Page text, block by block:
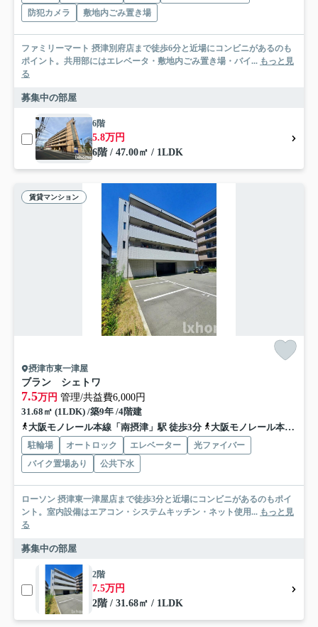
防犯カメラ
敷地内ごみ置き場
ファミリーマート 摂津別府店まで徒歩6分と近場にコンビニがあるのも
ポイント。共用部にはエレベータ・敷地内ごみ置き場・バイ... もっと見
る
募集中の部屋
6階
5.8万円
6階 / 47.00㎡ / 1LDK
賃貸マンション
摂津市東一津屋
ブラン シェトワ
7.5万円 管理/共益費6,000円
31.68㎡ (1LDK) /築9年 /4階建
大阪モノレール本線「南摂津」駅 徒歩3分
大阪モノレール本線「摂津」駅 徒歩23分
駐輪場 オートロック エレベーター
光ファイバー
バイク置場あり
公共下水
ローソン 摂津東一津屋店まで徒歩3分と近場にコンビニがあるのもポイ
ント。室内設備はエアコン・システムキッチン・ネット使用... もっと見
る
募集中の部屋
2階
7.5万円
2階 / 31.68㎡ / 1LDK